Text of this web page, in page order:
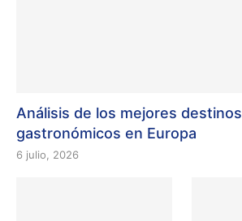
Análisis de los mejores destinos
gastronómicos en Europa
6 julio, 2026